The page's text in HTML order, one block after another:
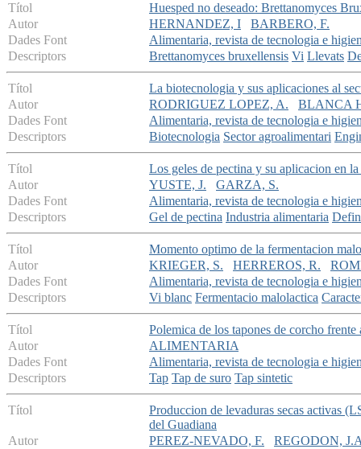
Títol
Huesped no deseado: Brettanomyces
Autor
HERNANDEZ, I
BARBERO, F.
Dades Font
Alimentaria, revista de tecnologia e
Descriptors
Brettanomyces bruxellensis Vi Llevats
Títol
La biotecnologia y sus aplicaciones al
Autor
RODRIGUEZ LOPEZ, A.
BLANCA
Dades Font
Alimentaria, revista de tecnologia e
Descriptors
Biotecnologia Sector agroalimentari
Títol
Los geles de pectina y su aplicacion en
Autor
YUSTE, J.
GARZA, S.
Dades Font
Alimentaria, revista de tecnologia e
Descriptors
Gel de pectina Industria alimentaria
Títol
Momento optimo de la fermentacion
Autor
KRIEGER, S. HERREROS, R.
Dades Font
Alimentaria, revista de tecnologia e
Descriptors
Vi blanc Fermentacio malolactica
Títol
Polemica de los tapones de corcho
Autor
ALIMENTARIA
Dades Font
Alimentaria, revista de tecnologia e
Descriptors
Tap Tap de suro Tap sintetic
Títol
Produccion de levaduras secas activas
del Guadiana
Autor
PEREZ-NEVADO, F.
REGODON,